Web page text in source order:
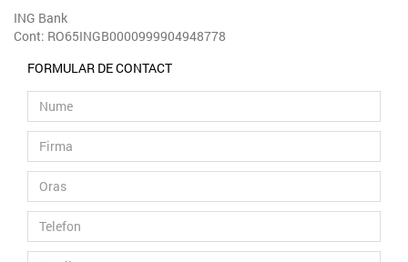
ING Bank
Cont: RO65INGB0000999904948778
FORMULAR DE CONTACT